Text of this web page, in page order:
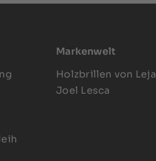
Markenwelt
Holzbrillen von Leja
Joel Lesca